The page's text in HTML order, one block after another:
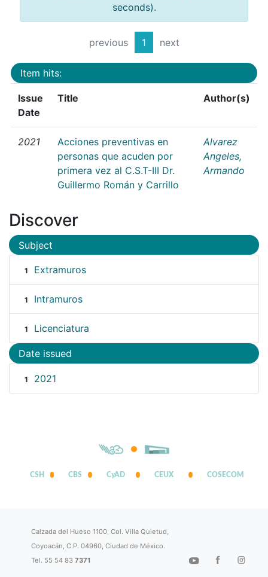
seconds).
previous 1 next
Item hits:
Issue
Date
Title Author(s)
2021
Acciones preventivas en
personas que acuden por
primera vez al C.S.T-III Dr.
Guillermo Román y Carrillo
Alvarez
Angeles,
Armando
Discover
Subject
1 Extramuros
1 Intramuros
1 Licenciatura
Date issued
1 2021
CSH CBS CyAD CEUX COSECOM
Calzada del Hueso 1100, Col. Villa Quietud,
Coyoacán, C.P. 04960, Ciudad de México.
Tel. 55 54 837371